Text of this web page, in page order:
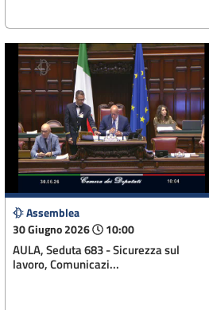
Assemblea
30 Giugno 2026
10:00
AULA, Seduta 683 - Sicurezza sul
lavoro, Comunicazi...